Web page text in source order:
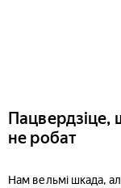
Пацвердзіце,
не робат
Нам вельмі шкада,